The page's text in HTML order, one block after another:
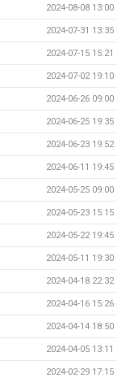
2024-08-08 13:00
2024-07-31 13:35
2024-07-15 15:21
2024-07-02 19:10
2024-06-26 09:00
2024-06-25 19:35
2024-06-23 19:52
2024-06-11 19:45
2024-05-25 09:00
2024-05-23 15:15
2024-05-22 19:45
2024-05-11 19:30
2024-04-18 22:32
2024-04-16 15:26
2024-04-14 18:50
2024-04-05 13:11
2024-02-29 17:15